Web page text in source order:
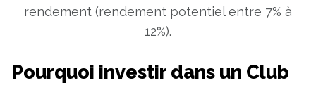
rendement (rendement potentiel entre 7% à
12%).
Pourquoi investir dans un Club